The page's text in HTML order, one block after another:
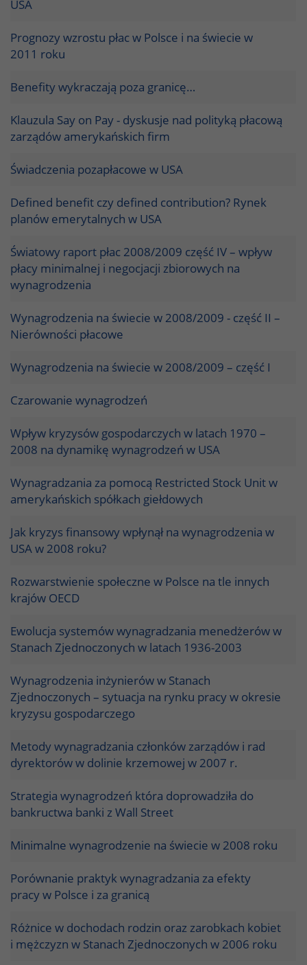
USA
Prognozy wzrostu płac w Polsce i na świecie w
2011 roku
Benefity wykraczają poza granicę…
Klauzula Say on Pay - dyskusje nad polityką płacową
zarządów amerykańskich firm
Świadczenia pozapłacowe w USA
Defined benefit czy defined contribution? Rynek
planów emerytalnych w USA
Światowy raport płac 2008/2009 część IV – wpływ
płacy minimalnej i negocjacji zbiorowych na
wynagrodzenia
Wynagrodzenia na świecie w 2008/2009 - część II –
Nierówności płacowe
Wynagrodzenia na świecie w 2008/2009 – część I
Czarowanie wynagrodzeń
Wpływ kryzysów gospodarczych w latach 1970 –
2008 na dynamikę wynagrodzeń w USA
Wynagradzania za pomocą Restricted Stock Unit w
amerykańskich spółkach giełdowych
Jak kryzys finansowy wpłynął na wynagrodzenia w
USA w 2008 roku?
Rozwarstwienie społeczne w Polsce na tle innych
krajów OECD
Ewolucja systemów wynagradzania menedżerów w
Stanach Zjednoczonych w latach 1936-2003
Wynagrodzenia inżynierów w Stanach
Zjednoczonych – sytuacja na rynku pracy w okresie
kryzysu gospodarczego
Metody wynagradzania członków zarządów i rad
dyrektorów w dolinie krzemowej w 2007 r.
Strategia wynagrodzeń która doprowadziła do
bankructwa banki z Wall Street
Minimalne wynagrodzenie na świecie w 2008 roku
Porównanie praktyk wynagradzania za efekty
pracy w Polsce i za granicą
Różnice w dochodach rodzin oraz zarobkach kobiet
i mężczyzn w Stanach Zjednoczonych w 2006 roku